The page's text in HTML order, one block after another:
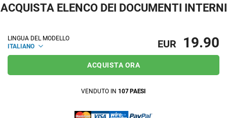
ACQUISTA ELENCO DEI DOCUMENTI INTERNI
LINGUA DEL MODELLO
ITALIANO
EUR 19.90
ACQUISTA ORA
VENDUTO IN 107 PAESI